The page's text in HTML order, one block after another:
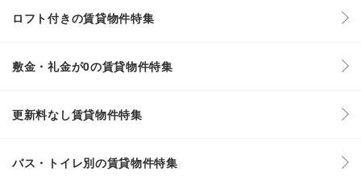
ロフト付きの賃貸物件特集
敷金・礼金が0の賃貸物件特集
更新料なし賃貸物件特集
バス・トイレ別の賃貸物件特集